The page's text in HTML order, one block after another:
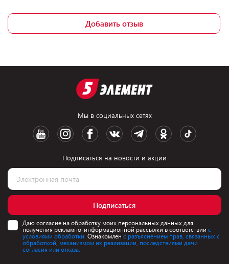
Добавить отзыв
Мы в социальных сетях
Подписаться на новости и акции
Подписаться
Даю согласие на обработку моих персональных данных для
получения рекламно-информационной рассылки в соответствии с
условиями обработки. Ознакомлен с разъяснением прав, связанных с
обработкой, механизмом их реализации, последствиями дачи
согласия или отказа.